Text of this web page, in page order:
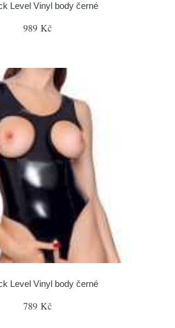
Level Vinyl body černé
989 Kč
Level Vinyl body černé
789 Kč